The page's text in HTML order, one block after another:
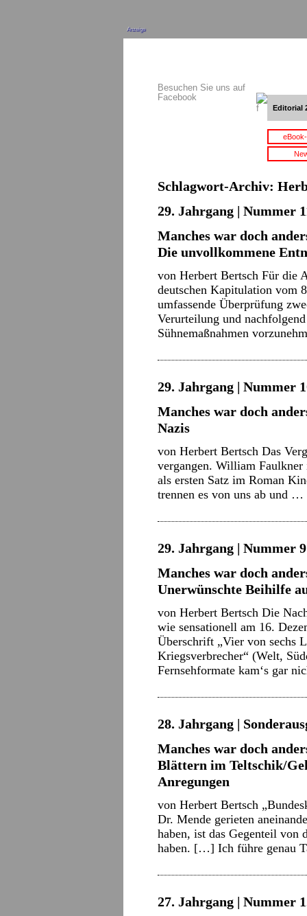
Anzeige
Besuchen Sie uns auf
Facebook
Editorial
Schlagwort-Archiv:
29. Jahrgang | Nummer
Manches war doch
Die unvollkommene
von Herbert Bertsch Für die
deutschen Kapitulation vom
umfassende Überprüfung
Verurteilung und
Sühnemaßnahmen
29. Jahrgang | Nummer
Manches war doch
Nazis
von Herbert Bertsch Das
vergangen. William
als ersten Satz im Roman
trennen es von uns ab und …
29. Jahrgang | Nummer
Manches war doch
Unerwünschte Beihilfe
von Herbert Bertsch Die
wie sensationell am 16.
Überschrift „Vier von sechs
Kriegsverbrecher“ (Welt,
Fernsehformate kam‘s gar
28. Jahrgang |
Manches war doch
Blättern im Teltschik/
Anregungen
von Herbert Bertsch
Dr. Mende gerieten
haben, ist das Gegenteil von
haben. […] Ich führe genau
27. Jahrgang | Nummer